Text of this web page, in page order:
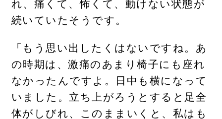
れ、痛くて、怖くて、動けない状態が
続いていたそうです。
「もう思い出したくはないですね。あ
の時期は、激痛のあまり椅子にも座れ
なかったんですよ。日中も横になって
いました。立ち上がろうとすると足全
体がしびれ、このままいくと、私はも